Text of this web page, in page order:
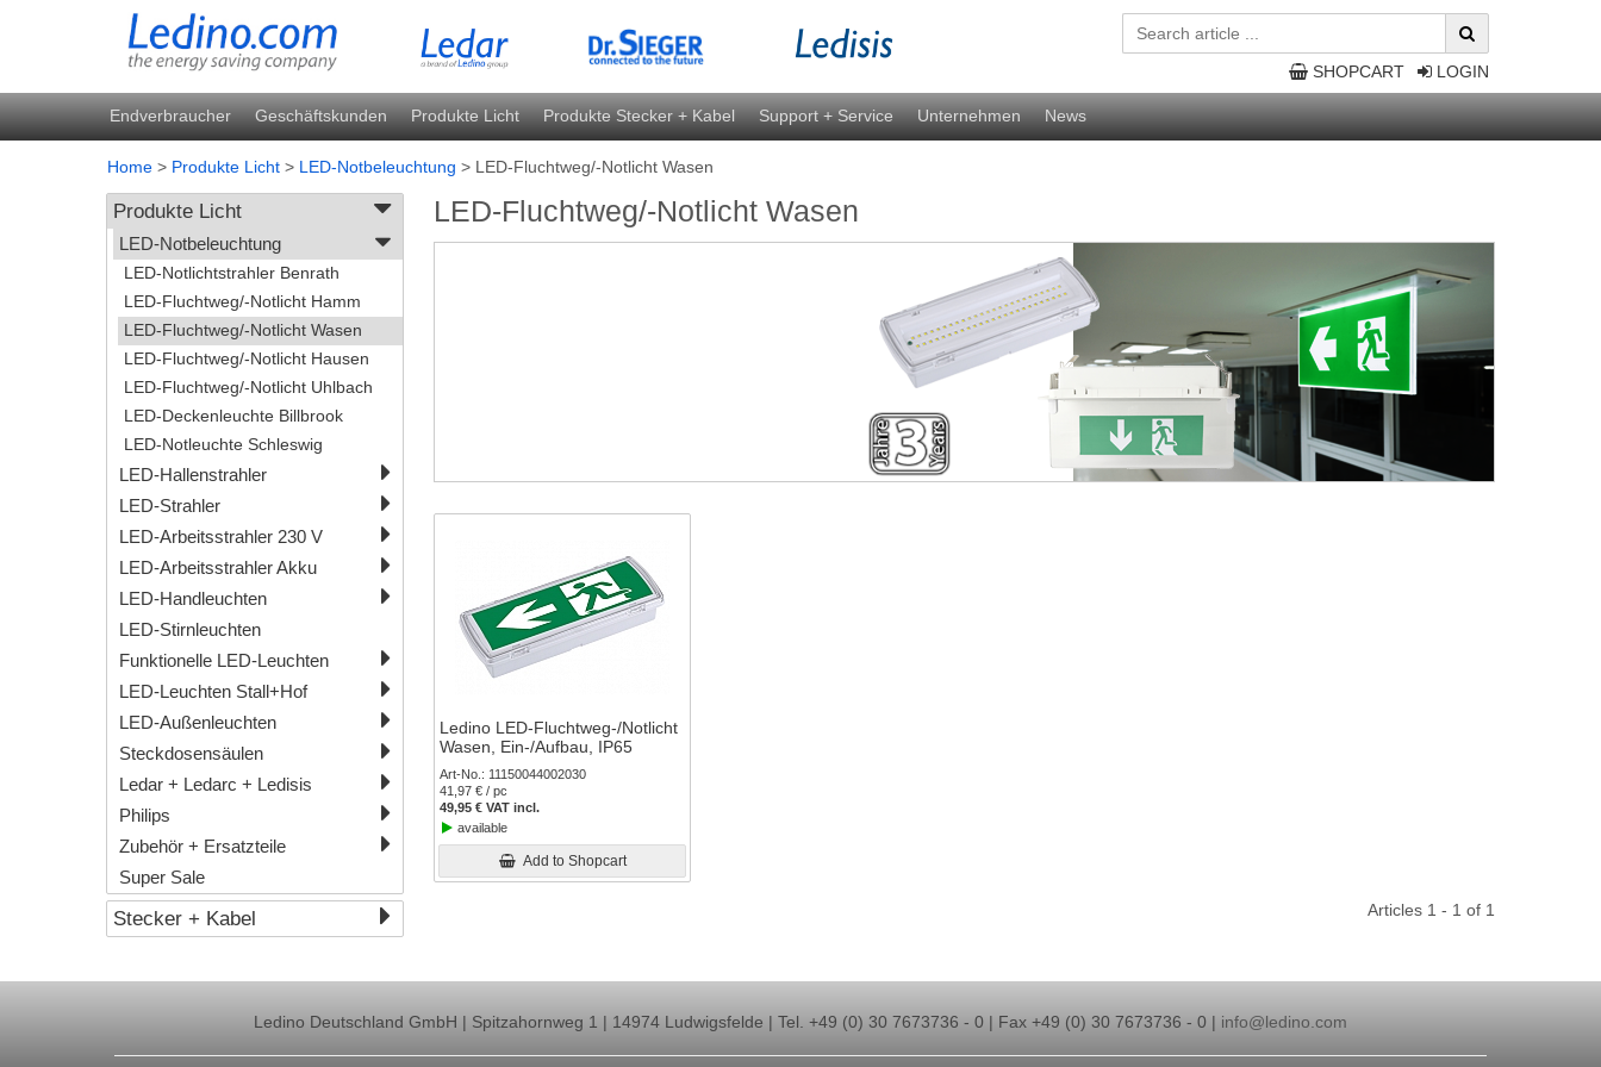
LOGIN
SHOPCART
Endverbraucher Geschäftskunden Produkte Licht Produkte Stecker + Kabel Support + Service Unternehmen News
Home > Produkte Licht > LED-Notbeleuchtung > LED-Fluchtweg/-Notlicht Wasen
Produkte Licht
LED-Notbeleuchtung
LED-Notlichtstrahler Benrath
LED-Fluchtweg/-Notlicht Hamm
LED-Fluchtweg/-Notlicht Wasen
LED-Fluchtweg/-Notlicht Hausen
LED-Fluchtweg/-Notlicht Uhlbach
LED-Deckenleuchte Billbrook
LED-Notleuchte Schleswig
LED-Hallenstrahler
LED-Strahler
LED-Arbeitsstrahler 230 V
LED-Arbeitsstrahler Akku
LED-Handleuchten
LED-Stirnleuchten
Funktionelle LED-Leuchten
LED-Leuchten Stall+Hof
LED-Außenleuchten
Steckdosensäulen
Ledar + Ledarc + Ledisis
Philips
Zubehör + Ersatzteile
Super Sale
Stecker + Kabel
LED-Fluchtweg/-Notlicht Wasen
Ledino LED-Fluchtweg-/Notlicht
Wasen, Ein-/Aufbau, IP65
Art-No.
11150044002030
41,97 € / pc
49,95 € VAT incl.
available
Add to Shopcart
Articles 1 - 1 of 1
Ledino Deutschland GmbH | Spitzahornweg 1 | 14974 Ludwigsfelde | Tel. +49 (0) 30 7673736 - 0 | Fax +49 (0) 30 7673736 - 0 | info@ledino.com